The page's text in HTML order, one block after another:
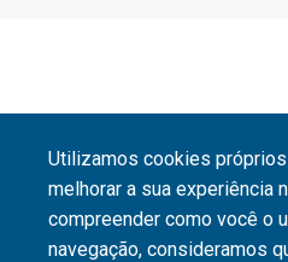
Utilizamos cookies
melhorar a sua experiência
compreender como você o
navegação, consideramos